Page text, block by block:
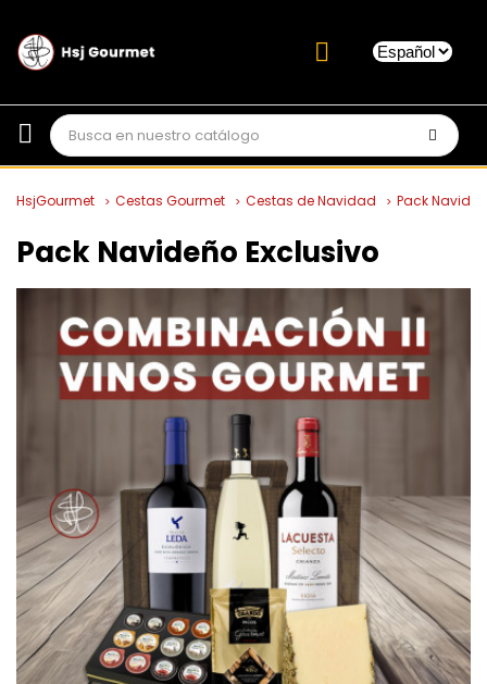
HsjGourmet Cestas Gourmet Cestas de Navidad Pack
Pack Navideño Exclusivo